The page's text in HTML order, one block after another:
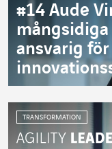
#14 Aude
ansvarig för
TRANSFORMATION